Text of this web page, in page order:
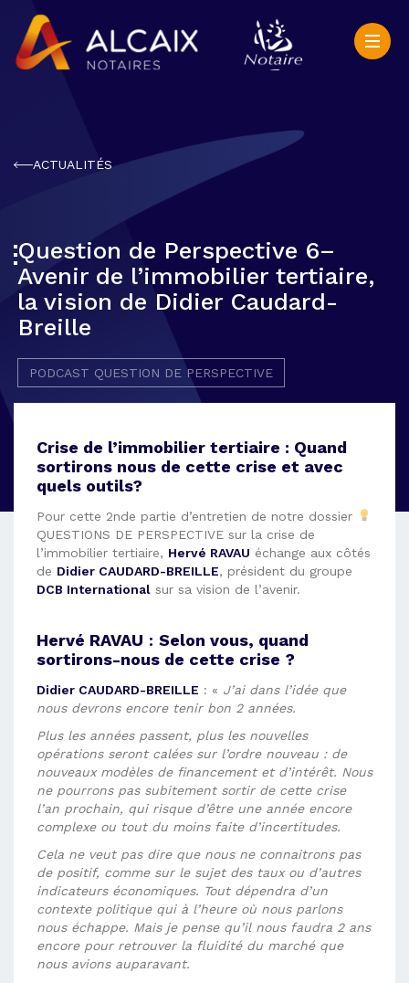
ACTUALITÉS
Question de Perspective 6–
Avenir de l’immobilier tertiaire,
la vision de Didier Caudard-
Breille
PODCAST QUESTION DE PERSPECTIVE
Crise de l’immobilier tertiaire : Quand
sortirons nous de cette crise et avec
quels outils?
Pour cette 2nde partie d’entretien de notre dossier
QUESTIONS DE PERSPECTIVE sur la crise de
l’immobilier tertiaire, Hervé RAVAU échange aux côtés
de Didier CAUDARD-BREILLE, président du groupe
DCB International sur sa vision de l’avenir.
Hervé RAVAU : Selon vous, quand
sortirons-nous de cette crise ?
Didier CAUDARD-BREILLE : « J’ai dans l’idée que
nous devrons encore tenir bon 2 années.
Plus les années passent, plus les nouvelles
opérations seront calées sur l’ordre nouveau : de
nouveaux modèles de financement et d’intérêt. Nous
ne pourrons pas subitement sortir de cette crise
l’an prochain, qui risque d’être une année encore
complexe ou tout du moins faite d’incertitudes.
Cela ne veut pas dire que nous ne connaitrons pas
de positif, comme sur le sujet des taux ou d’autres
indicateurs économiques. Tout dépendra d’un
contexte politique qui à l’heure où nous parlons
nous échappe. Mais je pense qu’il nous faudra 2 ans
encore pour retrouver la fluidité du marché que
nous avions auparavant.